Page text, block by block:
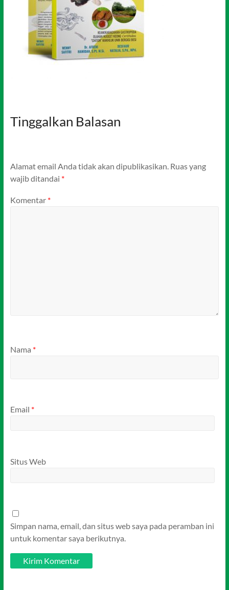
Tinggalkan Balasan
Alamat email Anda tidak akan dipublikasikan. Ruas yang
wajib ditandai *
Komentar *
Nama *
Email *
Situs Web
Simpan nama, email, dan situs web saya pada peramban ini
untuk komentar saya berikutnya.